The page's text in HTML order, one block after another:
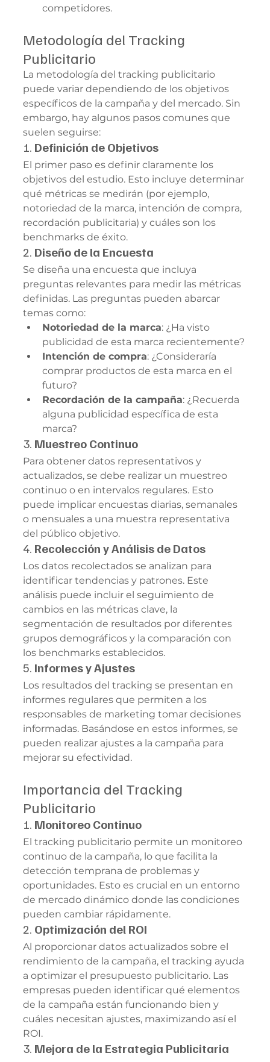
competidores.
Metodología del Tracking
Publicitario
La metodología del tracking publicitario
puede variar dependiendo de los objetivos
específicos de la campaña y del mercado. Sin
embargo, hay algunos pasos comunes que
suelen seguirse:
1. Definición de Objetivos
El primer paso es definir claramente los
objetivos del estudio. Esto incluye determinar
qué métricas se medirán (por ejemplo,
notoriedad de la marca, intención de compra,
recordación publicitaria) y cuáles son los
benchmarks de éxito.
2. Diseño de la Encuesta
Se diseña una encuesta que incluya
preguntas relevantes para medir las métricas
definidas. Las preguntas pueden abarcar
temas como:
Notoriedad de la marca: ¿Ha visto
publicidad de esta marca recientemente?
Intención de compra: ¿Consideraría
comprar productos de esta marca en el
futuro?
Recordación de la campaña: ¿Recuerda
alguna publicidad específica de esta
marca?
3. Muestreo Continuo
Para obtener datos representativos y
actualizados, se debe realizar un muestreo
continuo o en intervalos regulares. Esto
puede implicar encuestas diarias, semanales
o mensuales a una muestra representativa
del público objetivo.
4. Recolección y Análisis de Datos
Los datos recolectados se analizan para
identificar tendencias y patrones. Este
análisis puede incluir el seguimiento de
cambios en las métricas clave, la
segmentación de resultados por diferentes
grupos demográficos y la comparación con
los benchmarks establecidos.
5. Informes y Ajustes
Los resultados del tracking se presentan en
informes regulares que permiten a los
responsables de marketing tomar decisiones
informadas. Basándose en estos informes, se
pueden realizar ajustes a la campaña para
mejorar su efectividad.
Importancia del Tracking
Publicitario
1. Monitoreo Continuo
El tracking publicitario permite un monitoreo
continuo de la campaña, lo que facilita la
detección temprana de problemas y
oportunidades. Esto es crucial en un entorno
de mercado dinámico donde las condiciones
pueden cambiar rápidamente.
2. Optimización del ROI
Al proporcionar datos actualizados sobre el
rendimiento de la campaña, el tracking ayuda
a optimizar el presupuesto publicitario. Las
empresas pueden identificar qué elementos
de la campaña están funcionando bien y
cuáles necesitan ajustes, maximizando así el
ROI.
3. Mejora de la Estrategia Publicitaria